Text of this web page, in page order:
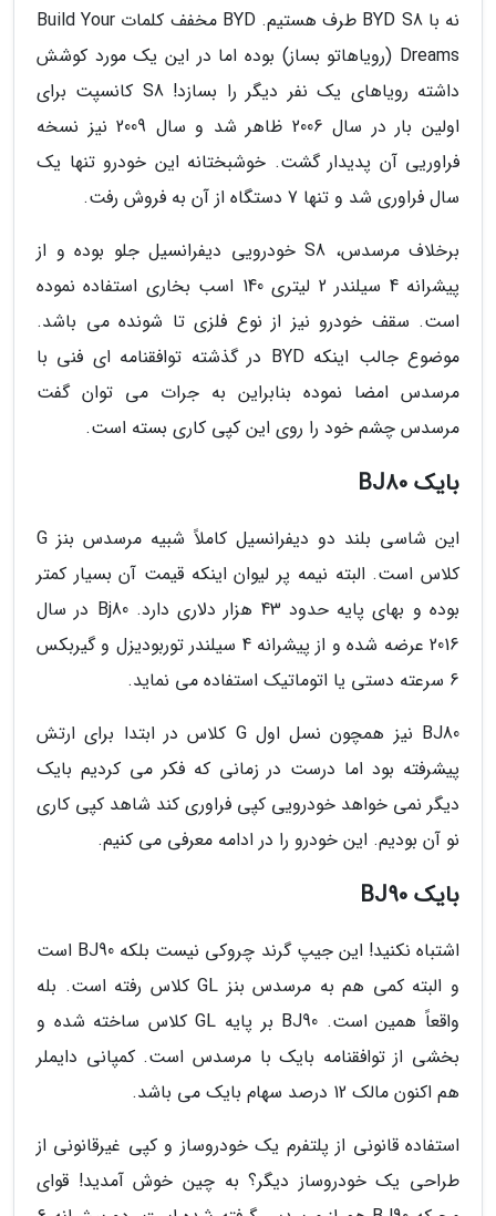
نه با BYD S8 طرف هستیم. BYD مخفف کلمات Build Your
Dreams (رویاهاتو بساز) بوده اما در این یک مورد کوشش
داشته رویاهای یک نفر دیگر را بسازد! S8 کانسپت برای
اولین بار در سال 2006 ظاهر شد و سال 2009 نیز نسخه
فراوریی آن پدیدار گشت. خوشبختانه این خودرو تنها یک
سال فراوری شد و تنها 7 دستگاه از آن به فروش رفت.
برخلاف مرسدس، S8 خودرویی دیفرانسیل جلو بوده و از
پیشرانه 4 سیلندر 2 لیتری 140 اسب بخاری استفاده نموده
است. سقف خودرو نیز از نوع فلزی تا شونده می باشد.
موضوع جالب اینکه BYD در گذشته توافقنامه ای فنی با
مرسدس امضا نموده بنابراین به جرات می توان گفت
مرسدس چشم خود را روی این کپی کاری بسته است.
بایک BJ80
این شاسی بلند دو دیفرانسیل کاملاً شبیه مرسدس بنز G
کلاس است. البته نیمه پر لیوان اینکه قیمت آن بسیار کمتر
بوده و بهای پایه حدود 43 هزار دلاری دارد. Bj80 در سال
2016 عرضه شده و از پیشرانه 4 سیلندر توربودیزل و گیربکس
6 سرعته دستی یا اتوماتیک استفاده می نماید.
BJ80 نیز همچون نسل اول G کلاس در ابتدا برای ارتش
پیشرفته بود اما درست در زمانی که فکر می کردیم بایک
دیگر نمی خواهد خودرویی کپی فراوری کند شاهد کپی کاری
نو آن بودیم. این خودرو را در ادامه معرفی می کنیم.
بایک BJ90
اشتباه نکنید! این جیپ گرند چروکی نیست بلکه BJ90 است
و البته کمی هم به مرسدس بنز GL کلاس رفته است. بله
واقعاً همین است. BJ90 بر پایه GL کلاس ساخته شده و
بخشی از توافقنامه بایک با مرسدس است. کمپانی دایملر
هم اکنون مالک 12 درصد سهام بایک می باشد.
استفاده قانونی از پلتفرم یک خودروساز و کپی غیرقانونی از
طراحی یک خودروساز دیگر؟ به چین خوش آمدید! قوای